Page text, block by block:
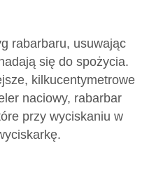
rabarbaru, usuwając
się do spożycia.
kilkucentymetrowe
naciowy, rabarbar
przy wyciskaniu w